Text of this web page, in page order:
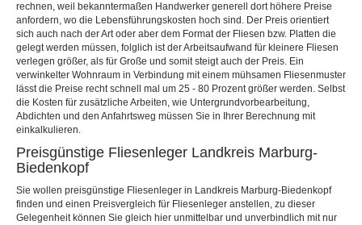
rechnen, weil bekanntermaßen Handwerker generell dort höhere Preise
anfordern, wo die Lebensführungskosten hoch sind. Der Preis orientiert
sich auch nach der Art oder aber dem Format der Fliesen bzw. Platten die
gelegt werden müssen, folglich ist der Arbeitsaufwand für kleinere Fliesen
verlegen größer, als für Große und somit steigt auch der Preis. Ein
verwinkelter Wohnraum in Verbindung mit einem mühsamen Fliesenmuster
lässt die Preise recht schnell mal um 25 - 80 Prozent größer werden. Selbst
die Kosten für zusätzliche Arbeiten, wie Untergrundvorbearbeitung,
Abdichten und den Anfahrtsweg müssen Sie in Ihrer Berechnung mit
einkalkulieren.
Preisgünstige Fliesenleger Landkreis Marburg-
Biedenkopf
Sie wollen preisgünstige Fliesenleger in Landkreis Marburg-Biedenkopf
finden und einen Preisvergleich für Fliesenleger anstellen, zu dieser
Gelegenheit können Sie gleich hier unmittelbar und unverbindlich mit nur